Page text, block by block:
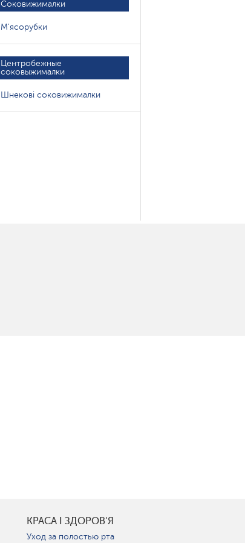
Соковижималки
М'ясорубки
Центробежные
соковыжималки
Шнекові соковижималки
КРАСА І ЗДОРОВ'Я
Уход за полостью рта